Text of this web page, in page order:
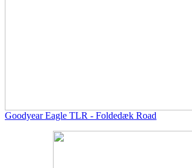
Goodyear Eagle TLR - Foldedæk Road